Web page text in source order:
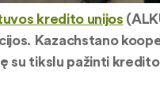
kredito unijos
Kazachstano
tikslu pažinti kredito